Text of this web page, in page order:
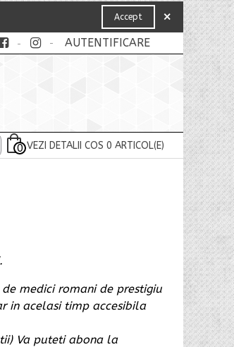
Accept ×
AUTENTIFICARE
0 VEZI DETALII COS 0 ARTICOL(E)
medici romani de prestigiu
in acelasi timp accesibila
Va puteti abona la